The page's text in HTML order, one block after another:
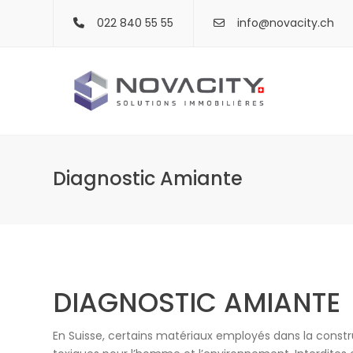
022 840 55 55 info@novacity.ch
Diagnostic Amiante
DIAGNOSTIC AMIANTE
En Suisse, certains matériaux employés dans la